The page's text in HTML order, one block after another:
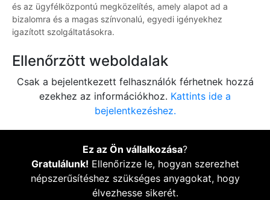
és az ügyfélközpontú megközelítés, amely alapot ad a
bizalomra és a magas színvonalú, egyedi igényekhez
igazított szolgáltatásokra.
Ellenőrzött weboldalak
Csak a bejelentkezett felhasználók férhetnek hozzá
ezekhez az információkhoz. Kattints ide a
bejelentkezéshez.
Ez az Ön vállalkozása?
Gratulálunk! Ellenőrizze le, hogyan szerezhet
népszerűsítéshez szükséges anyagokat, hogy
élvezhesse sikerét.